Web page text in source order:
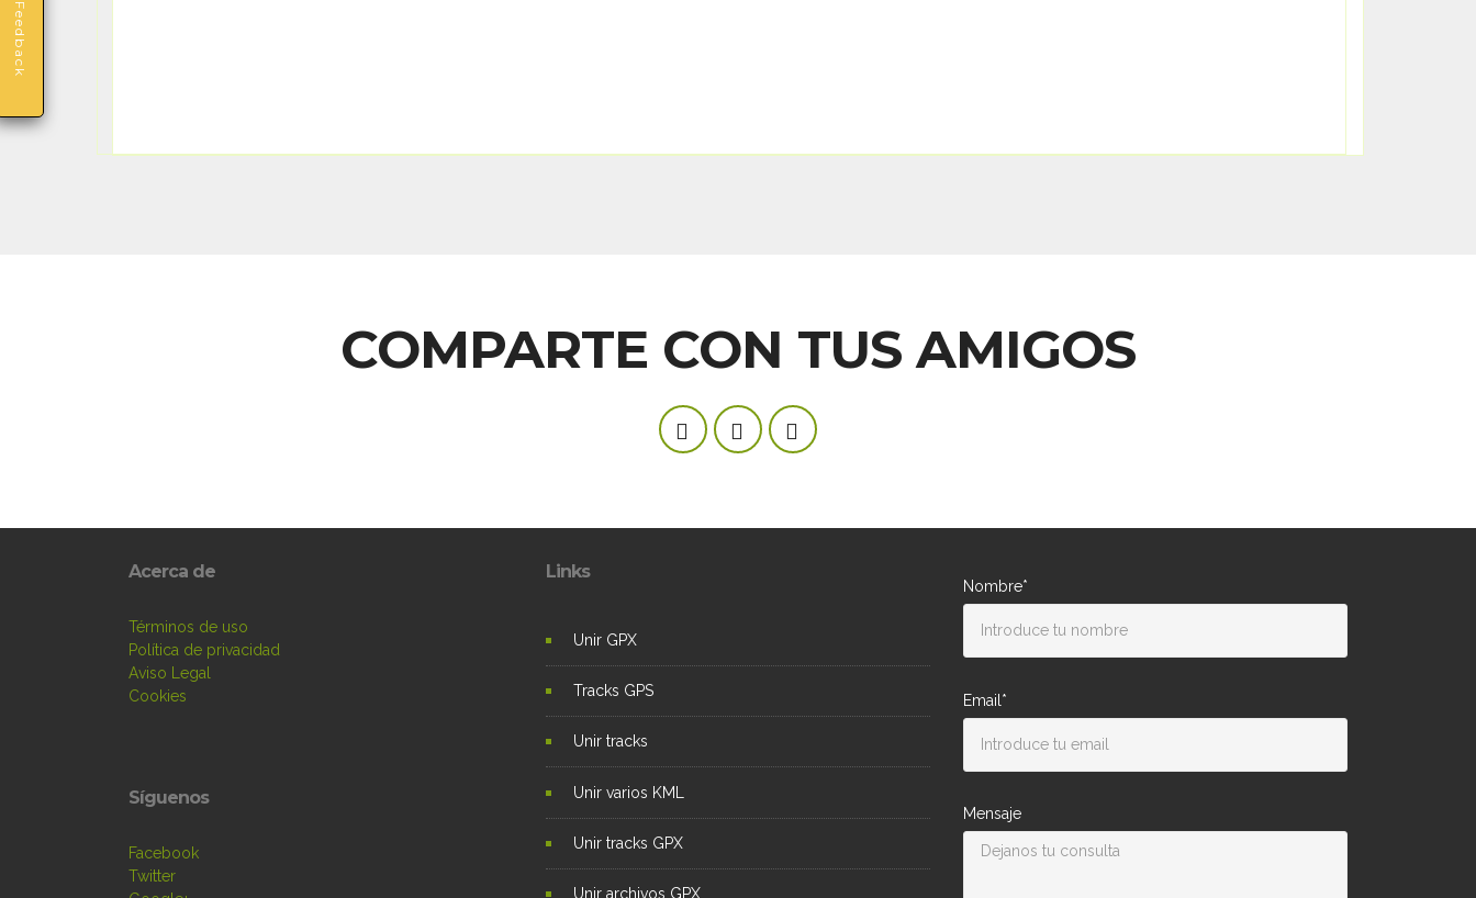
Feedback
COMPARTE CON TUS AMIGOS
Acerca de
Términos de uso
Política de privacidad
Aviso Legal
Cookies
Síguenos
Facebook
Twitter
Links
Unir GPX
Tracks GPS
Unir tracks
Unir varios KML
Unir tracks GPX
Unir archivos GPX
Nombre*
Email*
Mensaje